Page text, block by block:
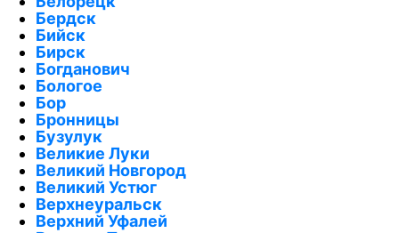
Бердск
Бийск
Бирск
Богданович
Бологое
Бор
Бронницы
Бузулук
Великие Луки
Великий Новгород
Великий Устюг
Верхнеуральск
Верхний Уфалей